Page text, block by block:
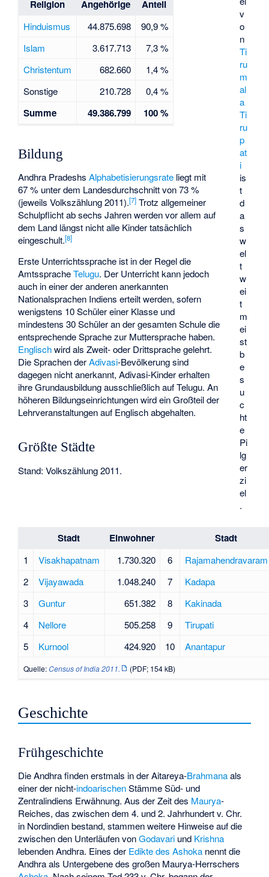
v
o
n
Ti
ru
m
al
a
Ti
ru
p
at
i
is
t
d
a
s
w
el
t
w
ei
t
m
ei
st
b
e
s
u
c
ht
e
Pi
lg
er
zi
el
.
Religion Angehörige Anteil
Hinduismus 44.875.698
90,9 %
Islam
3.617.713
7,3 %
Christentum
682.660
1,4 %
Sonstige
210.728 0,4 %
Summe 49.386.799 100 %
Bildung
Andhra PradeshsAlphabetisierungsrate liegt mit
67 % unter dem Landesdurchschnitt von 73 %
(jeweils Volkszählung 2011).[7] Trotz allgemeiner
Schulpflicht ab sechs Jahren werden vor allem auf
dem Land längst nicht alle Kinder tatsächlich
eingeschult.[8]
Erste Unterrichtssprache ist in der Regel die
AmtsspracheTelugu. Der Unterricht kann jedoch
auch in einer der anderenanerkannten
Nationalsprachen Indiens erteilt werden, sofern
wenigstens 10 Schüler einer Klasse und
mindestens 30 Schüler an der gesamten Schule die
entsprechende Sprache zur Muttersprache haben.
Englischwird als Zweit- oder Drittsprache gelehrt.
Die Sprachen derAdivasi-Bevölkerung sind
dagegen nicht anerkannt, Adivasi-Kinder erhalten
ihre Grundausbildung ausschließlich auf Telugu. An
höheren Bildungseinrichtungen wird ein Großteil der
Lehrveranstaltungen auf Englisch abgehalten.
Größte Städte
Stand: Volkszählung 2011.
Stadt Einwohner Stadt
1 Visakhapatnam 1.730.320 6
Rajamahendravaram
2
Vijayawada 1.048.240 7
Kadapa
3
Guntur 651.382 8
Kakinada
4
Nellore 505.258 9
Tirupati
5
Kurnool 424.920 10 Anantapur
Quelle:Census of India 2011. (PDF; 154 kB)
Geschichte
Frühgeschichte
DieAndhrafinden erstmals in der Aitareya-Brahmanaals
einer der nicht-indoarischenStämme Süd- und
Zentralindiens Erwähnung. Aus der Zeit des Maurya-
Reiches, das zwischen dem 4. und 2. Jahrhundert v. Chr.
in Nordindien bestand, stammen weitere Hinweise auf die
zwischen den Unterläufen vonGodavari und Krishna
lebenden Andhra. Eines der Edikte des Ashoka nennt die
Andhra als Untergebene des großen Maurya-Herrschers